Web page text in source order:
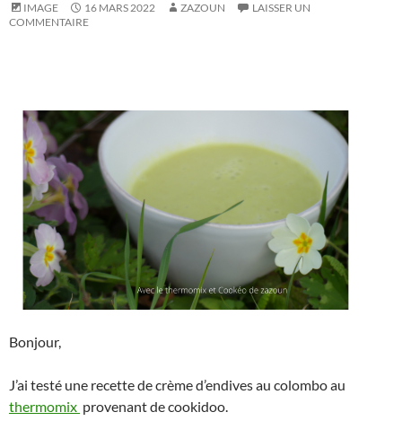
IMAGE 16 MARS 2022 ZAZOUN
LAISSER UN
COMMENTAIRE
Bonjour,
J’ai testé une recette de crème d’endives au colombo au
thermomix provenant de cookidoo.